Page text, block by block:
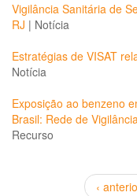
Vigilância Sanitária de
RJ | Notícia
Estratégias de VISAT
Notícia
Exposição ao benzeno
Brasil: Rede de
Recurso
‹